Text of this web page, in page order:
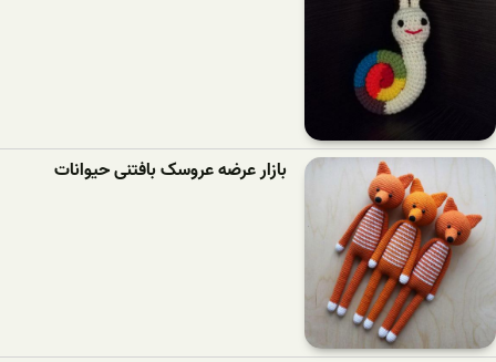
بازار عرضه عروسک بافتنی حیوانات